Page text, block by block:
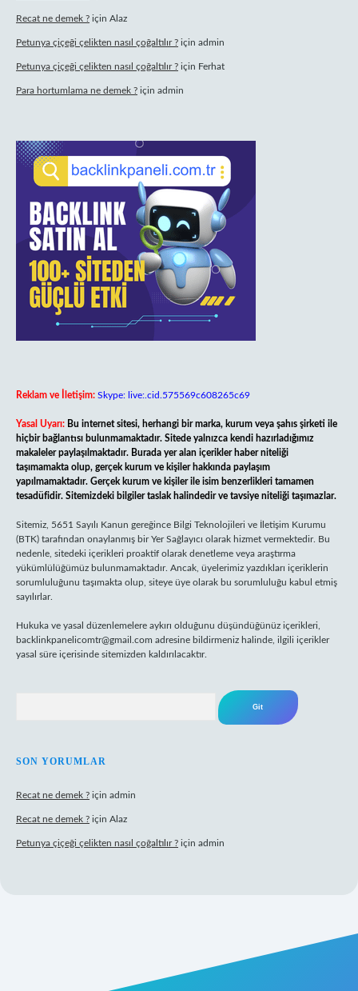
Recat ne demek ? için Alaz
Petunya çiçeği çelikten nasıl çoğaltılır ? için admin
Petunya çiçeği çelikten nasıl çoğaltılır ? için Ferhat
Para hortumlama ne demek ? için admin
Reklam ve İletişim: Skype: live:.cid.575569c608265c69
Yasal Uyarı: Bu internet sitesi, herhangi bir marka, kurum veya şahıs şirketi ile
hiçbir bağlantısı bulunmamaktadır. Sitede yalnızca kendi hazırladığımız
makaleler paylaşılmaktadır. Burada yer alan içerikler haber niteliği
taşımamakta olup, gerçek kurum ve kişiler hakkında paylaşım
yapılmamaktadır. Gerçek kurum ve kişiler ile isim benzerlikleri tamamen
tesadüfidir. Sitemizdeki bilgiler taslak halindedir ve tavsiye niteliği taşımazlar.
Sitemiz, 5651 Sayılı Kanun gereğince Bilgi Teknolojileri ve İletişim Kurumu
(BTK) tarafından onaylanmış bir Yer Sağlayıcı olarak hizmet vermektedir. Bu
nedenle, sitedeki içerikleri proaktif olarak denetleme veya araştırma
yükümlülüğümüz bulunmamaktadır. Ancak, üyelerimiz yazdıkları içeriklerin
sorumluluğunu taşımakta olup, siteye üye olarak bu sorumluluğu kabul etmiş
sayılırlar.
Hukuka ve yasal düzenlemelere aykırı olduğunu düşündüğünüz içerikleri,
backlinkpanelicomtr@gmail.com adresine bildirmeniz halinde, ilgili içerikler
yasal süre içerisinde sitemizden kaldırılacaktır.
SON YORUMLAR
Recat ne demek ? için admin
Recat ne demek ? için Alaz
Petunya çiçeği çelikten nasıl çoğaltılır ? için admin